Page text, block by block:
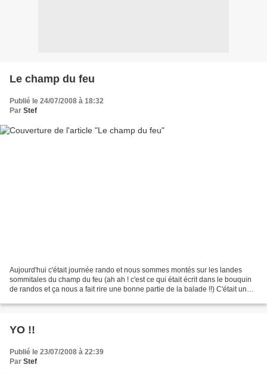
Le champ du feu
Publié le 24/07/2008 à 18:32
Par Stef
Aujourd'hui c'était journée rando et nous sommes montés sur les landes
sommitales du champ du feu (ah ah ! c'est ce qui était écrit dans le bouquin
de randos et ça nous a fait rire une bonne partie de la balade !!) C'était une
YO !!
Publié le 23/07/2008 à 22:39
Par Stef